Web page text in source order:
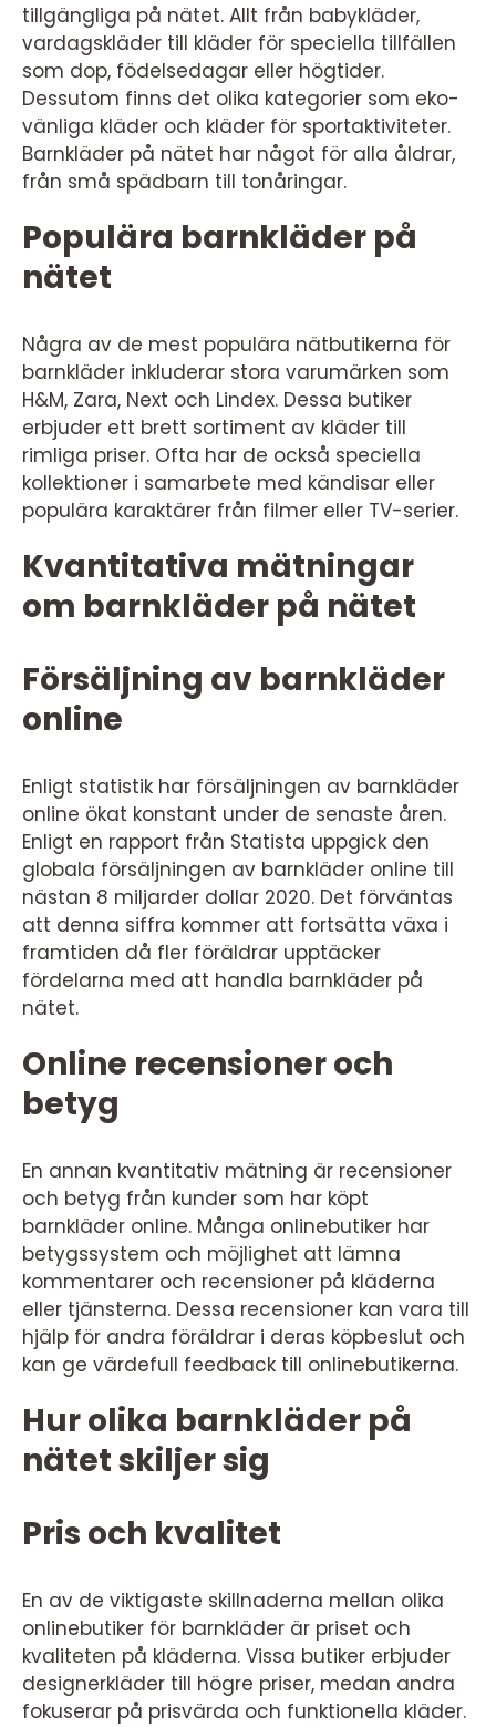
tillgängliga på nätet. Allt från babykläder,
vardagskläder till kläder för speciella tillfällen
som dop, födelsedagar eller högtider.
Dessutom finns det olika kategorier som eko-
vänliga kläder och kläder för sportaktiviteter.
Barnkläder på nätet har något för alla åldrar,
från små spädbarn till tonåringar.
Populära barnkläder på
nätet
Några av de mest populära nätbutikerna för
barnkläder inkluderar stora varumärken som
H&M, Zara, Next och Lindex. Dessa butiker
erbjuder ett brett sortiment av kläder till
rimliga priser. Ofta har de också speciella
kollektioner i samarbete med kändisar eller
populära karaktärer från filmer eller TV-serier.
Kvantitativa mätningar
om barnkläder på nätet
Försäljning av barnkläder
online
Enligt statistik har försäljningen av barnkläder
online ökat konstant under de senaste åren.
Enligt en rapport från Statista uppgick den
globala försäljningen av barnkläder online till
nästan 8 miljarder dollar 2020. Det förväntas
att denna siffra kommer att fortsätta växa i
framtiden då fler föräldrar upptäcker
fördelarna med att handla barnkläder på
nätet.
Online recensioner och
betyg
En annan kvantitativ mätning är recensioner
och betyg från kunder som har köpt
barnkläder online. Många onlinebutiker har
betygssystem och möjlighet att lämna
kommentarer och recensioner på kläderna
eller tjänsterna. Dessa recensioner kan vara till
hjälp för andra föräldrar i deras köpbeslut och
kan ge värdefull feedback till onlinebutikerna.
Hur olika barnkläder på
nätet skiljer sig
Pris och kvalitet
En av de viktigaste skillnaderna mellan olika
onlinebutiker för barnkläder är priset och
kvaliteten på kläderna. Vissa butiker erbjuder
designerkläder till högre priser, medan andra
fokuserar på prisvärda och funktionella kläder.